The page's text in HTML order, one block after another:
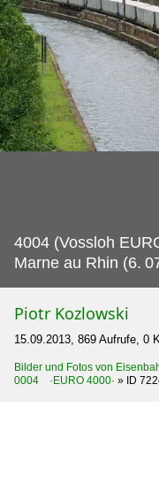
4004 (Vossloh
Marne au Rhin (6.
Piotr Kozlowski
15.09.2013, 869 Aufrufe, 0
Bilder und Fotos von
0004 ·EURO 4000· » ID